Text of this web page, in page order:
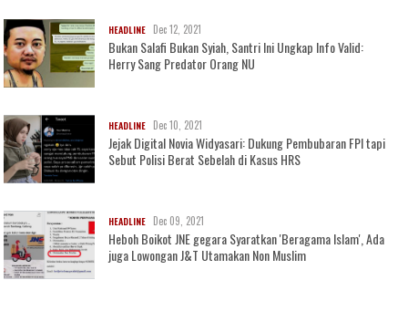
HEADLINE Dec 12, 2021
Bukan Salafi Bukan Syiah, Santri Ini Ungkap Info Valid:
Herry Sang Predator Orang NU
HEADLINE Dec 10, 2021
Jejak Digital Novia Widyasari: Dukung Pembubaran FPI tapi
Sebut Polisi Berat Sebelah di Kasus HRS
HEADLINE Dec 09, 2021
Heboh Boikot JNE gegara Syaratkan 'Beragama Islam', Ada
juga Lowongan J&T Utamakan Non Muslim